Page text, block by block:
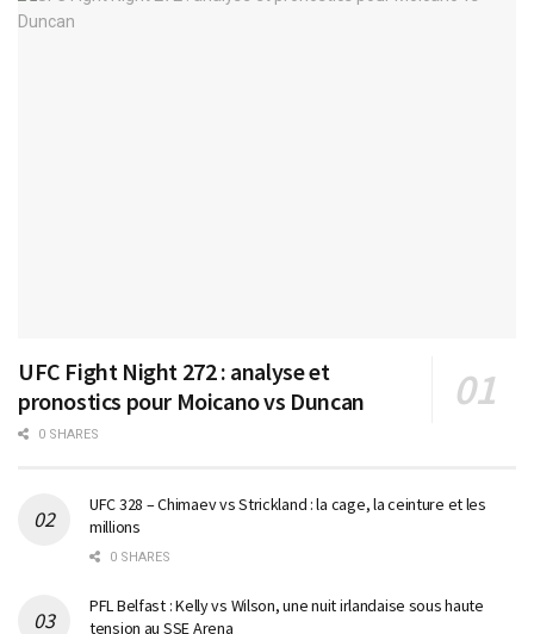
UFC Fight Night 272 : analyse et
pronostics pour Moicano vs Duncan
0 SHARES
UFC 328 – Chimaev vs Strickland : la cage, la ceinture et les
millions
0 SHARES
PFL Belfast : Kelly vs Wilson, une nuit irlandaise sous haute
tension au SSE Arena